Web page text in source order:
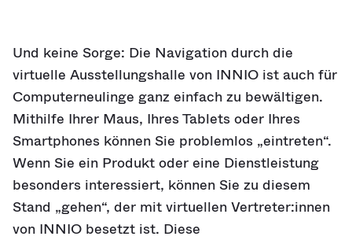
Und keine Sorge: Die Navigation durch die
virtuelle Ausstellungshalle von INNIO ist auch für
Computerneulinge ganz einfach zu bewältigen.
Mithilfe Ihrer Maus, Ihres Tablets oder Ihres
Smartphones können Sie problemlos „eintreten“.
Wenn Sie ein Produkt oder eine Dienstleistung
besonders interessiert, können Sie zu diesem
Stand „gehen“, der mit virtuellen Vertreter:innen
von INNIO besetzt ist. Diese